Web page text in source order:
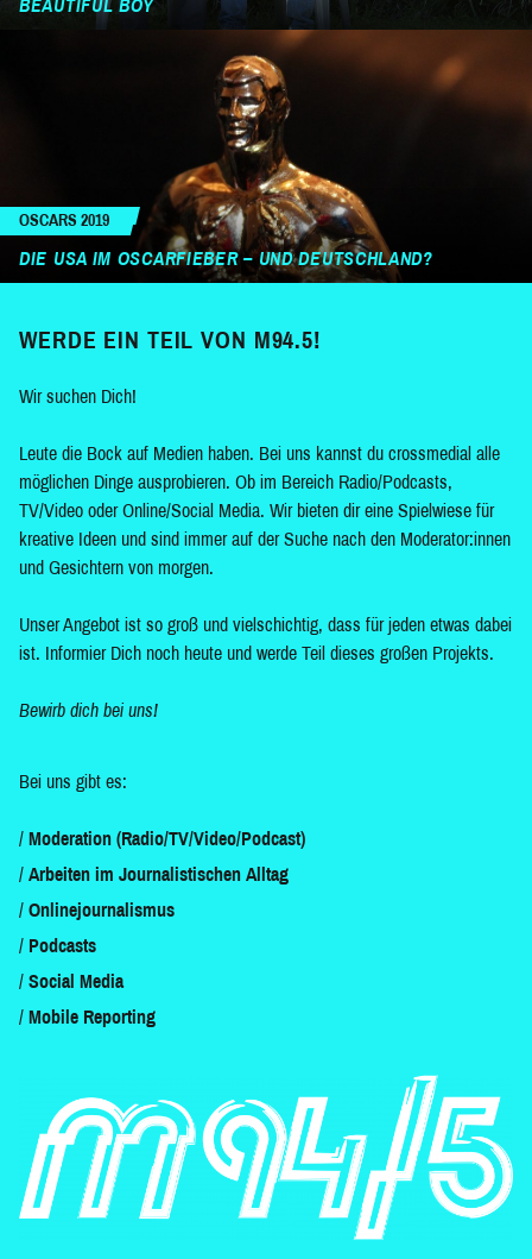
BEAUTIFUL BOY
OSCARS 2019
DIE USA IM OSCARFIEBER – UND DEUTSCHLAND?
WERDE EIN TEIL VON M94.5!
Wir suchen Dich!
Leute die Bock auf Medien haben. Bei uns kannst du crossmedial alle
möglichen Dinge ausprobieren. Ob im Bereich Radio/Podcasts,
TV/Video oder Online/Social Media. Wir bieten dir eine Spielwiese für
kreative Ideen und sind immer auf der Suche nach den Moderator:innen
und Gesichtern von morgen.
Unser Angebot ist so groß und vielschichtig, dass für jeden etwas dabei
ist. Informier Dich noch heute und werde Teil dieses großen Projekts.
Bewirb dich bei uns!
Bei uns gibt es:
Moderation (Radio/TV/Video/Podcast)
Arbeiten im Journalistischen Alltag
Onlinejournalismus
Podcasts
Social Media
Mobile Reporting